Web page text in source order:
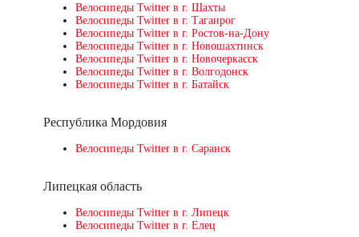
Велосипеды Twitter в г. Шахты
Велосипеды Twitter в г. Таганрог
Велосипеды Twitter в г. Ростов-на-Дону
Велосипеды Twitter в г. Новошахтинск
Велосипеды Twitter в г. Новочеркасск
Велосипеды Twitter в г. Волгодонск
Велосипеды Twitter в г. Батайск
Республика Мордовия
Велосипеды Twitter в г. Саранск
Липецкая область
Велосипеды Twitter в г. Липецк
Велосипеды Twitter в г. Елец